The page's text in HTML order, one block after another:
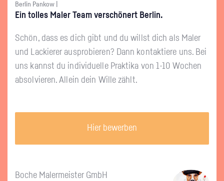
Berlin Pankow |
Ein tol­les Maler Team ver­schö­nert Ber­lin.
Schön, dass es dich gibt und du willst dich als Maler
und La­ckie­rer aus­pro­bie­ren? Dann kon­tak­tie­re uns. Bei
uns kannst du in­di­vi­du­el­le Prak­ti­ka von 1-10 Wo­chen
ab­sol­vie­ren. Al­lein dein Wille zählt.
Hier bewerben
Boche Ma­ler­meis­ter GmbH